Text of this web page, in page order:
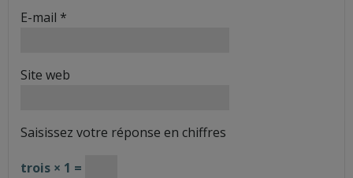
E-mail *
Site web
Saisissez votre réponse en chiffres
trois × 1 =